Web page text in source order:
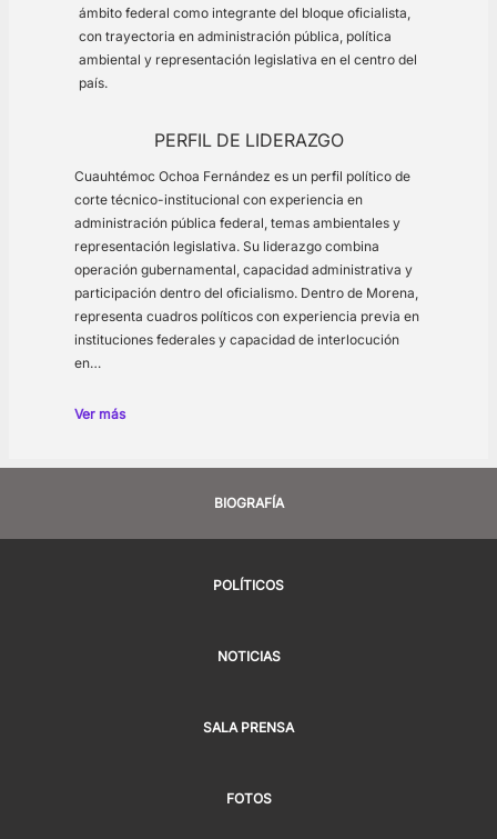
ámbito federal como integrante del bloque oficialista,
con trayectoria en administración pública, política
ambiental y representación legislativa en el centro del
país.
PERFIL DE LIDERAZGO
Cuauhtémoc Ochoa Fernández es un perfil político de
corte técnico-institucional con experiencia en
administración pública federal, temas ambientales y
representación legislativa. Su liderazgo combina
operación gubernamental, capacidad administrativa y
participación dentro del oficialismo. Dentro de Morena,
representa cuadros políticos con experiencia previa en
instituciones federales y capacidad de interlocución
en…
Ver más
BIOGRAFÍA
POLÍTICOS
NOTICIAS
SALA PRENSA
FOTOS